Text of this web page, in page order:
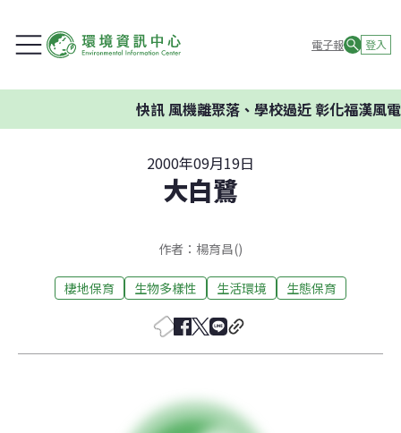
電子報 登入
快訊風機離聚落、學校過近 彰化福漢風電
2000年09月19日
大白鷺
作者：楊育昌()
棲地保育 生物多樣性 生活環境 生態保育